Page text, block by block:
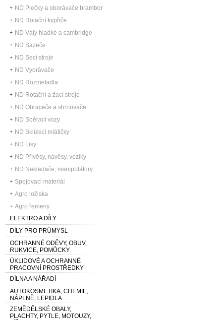
ND Plečky a oborávače brambor
ND Rotační kypřiče
ND Vály hladké a cambridge
ND Sazeče
ND Secí stroje
ND Vyorávače
ND Rozmetadla
ND Rotační a žací stroje
ND Obraceče a shrnovače
ND Sběrací vozy
ND Sklízecí mlátičky
ND Lisy
ND Přívěsy, návěsy, vozíky
ND Nakladače, manipulátory
Spojovací materiál
Agro ložiska
Agro řemeny
ELEKTRO A DÍLY
DÍLY PRO PRŮMYSL
OCHRANNÉ ODĚVY, OBUV,
RUKVICE, POMŮCKY
ÚKLIDOVÉ A OCHRANNÉ
PRACOVNÍ PROSTŘEDKY
DÍLNA A NÁŘADÍ
AUTOKOSMETIKA, CHEMIE,
NÁPLNĚ, LEPIDLA
ZEMĚDĚLSKÉ OBALY,
PLACHTY, PYTLE, MOTOUZY,